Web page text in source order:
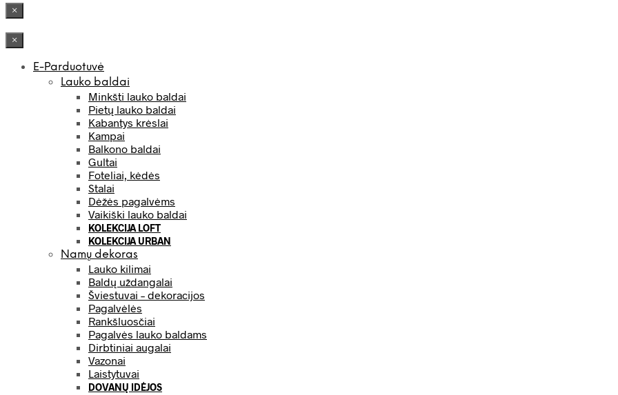
×
×
E-Parduotuvė
Lauko baldai
Minkšti lauko baldai
Pietų lauko baldai
Kabantys krėslai
Kampai
Balkono baldai
Gultai
Foteliai, kėdės
Stalai
Dėžės pagalvėms
Vaikiški lauko baldai
KOLEKCIJA LOFT
KOLEKCIJA URBAN
Namų dekoras
Lauko kilimai
Baldų uždangalai
Šviestuvai – dekoracijos
Pagalvėlės
Rankšluosčiai
Pagalvės lauko baldams
Dirbtiniai augalai
Vazonai
Laistytuvai
DOVANŲ IDĖJOS